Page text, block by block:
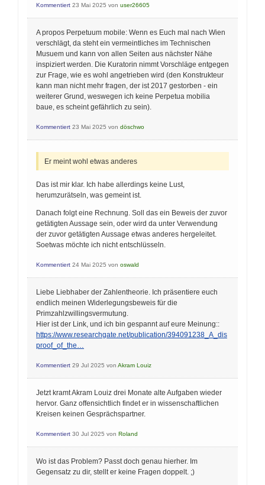
Kommentiert 23 Mai 2025 von user26605
A propos Perpetuum mobile: Wenn es Euch mal nach Wien
verschlägt, da steht ein vermeintliches im Technischen
Musuem und kann von allen Seiten aus nächster Nähe
inspiziert werden. Die Kuratorin nimmt Vorschläge entgegen
zur Frage, wie es wohl angetrieben wird (den Konstrukteur
kann man nicht mehr fragen, der ist 2017 gestorben - ein
weiterer Grund, weswegen ich keine Perpetua mobilia
baue, es scheint gefährlich zu sein).
Kommentiert 23 Mai 2025 von döschwo
Er meint wohl etwas anderes
Das ist mir klar. Ich habe allerdings keine Lust,
herumzurätseln, was gemeint ist.
Danach folgt eine Rechnung. Soll das ein Beweis der zuvor
getätigten Aussage sein, oder wird da unter Verwendung
der zuvor getätigten Aussage etwas anderes hergeleitet.
Soetwas möchte ich nicht entschlüsseln.
Kommentiert 24 Mai 2025 von oswald
Liebe Liebhaber der Zahlentheorie. Ich präsentiere euch
endlich meinen Widerlegungsbeweis für die
Primzahlzwillingsvermutung.
Hier ist der Link, und ich bin gespannt auf eure Meinung::
https://www.researchgate.net/publication/394091238_A_dis
proof_of_the…
Kommentiert 29 Jul 2025 von Akram Louiz
Jetzt kramt Akram Louiz drei Monate alte Aufgaben wieder
hervor. Ganz offensichtlich findet er in wissenschaftlichen
Kreisen keinen Gesprächspartner.
Kommentiert 30 Jul 2025 von Roland
Wo ist das Problem? Passt doch genau hierher. Im
Gegensatz zu dir, stellt er keine Fragen doppelt. ;)